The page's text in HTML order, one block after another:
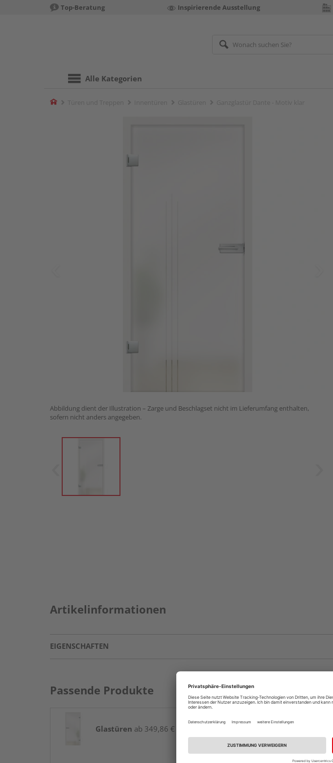
Top-Beratung Inspirierende Ausstellung
Alle Kategorien
Home
Abbildung dient der Illustration – Zarge und Beschlagset nicht im Lieferumfang enthalten,
sofern nicht anders angegeben.
Artikelinformationen
EIGENSCHAFTEN
Passende Produkte
Glastüren ab 349,86 € / Stk.